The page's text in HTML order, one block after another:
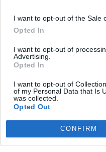
I want to opt-out of the Sale
Opted In
I want to opt-out of
Advertising.
Opted In
I want to opt-out of
of my Personal Data that Is
was collected.
Opted Out
CONFIRM